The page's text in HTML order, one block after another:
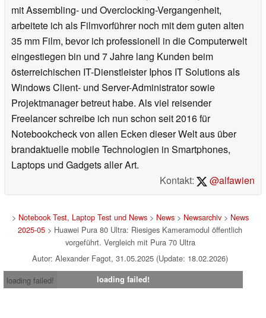
Notebookcheck veröffentlichtseit
2016
Als Tech-begeisterter Jugendlicher
mit Assembling- und Overclocking-Vergangenheit,
arbeitete ich als Filmvorführer noch mit dem guten alten
35 mm Film, bevor ich professionell in die Computerwelt
eingestiegen bin und 7 Jahre lang Kunden beim
österreichischen IT-Dienstleister Iphos IT Solutions als
Windows Client- und Server-Administrator sowie
Projektmanager betreut habe. Als viel reisender
Freelancer schreibe ich nun schon seit 2016 für
Notebookcheck von allen Ecken dieser Welt aus über
Laptops und Gadgets aller Art.
Kontakt:
@alfawien
Notebook Test, Laptop Test und News News >
2025-05> Huawei Pura 80 Ultra: Riesiges Kameramodul öffentlich
vorgeführt. Vergleich mit Pura 70 Ultra